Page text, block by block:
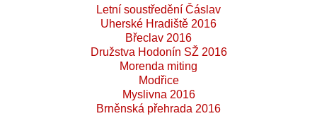
Letní soustředění Čáslav
Uherské Hradiště 2016
Břeclav 2016
Družstva Hodonín SŽ 2016
Morenda miting
Modřice
Myslivna 2016
Brněnská přehrada 2016